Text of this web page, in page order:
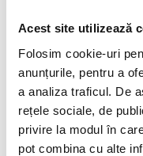
Acest site utilizează
Folosim cookie-uri
anunțurile, pentru a
a analiza traficul. De
rețele sociale, de
privire la modul în
pot combina cu alte
FUELLED